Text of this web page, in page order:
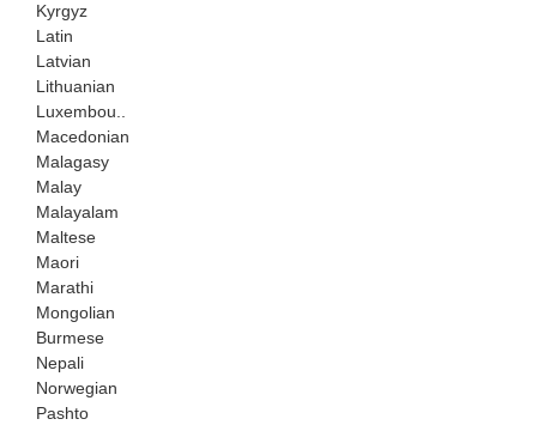
Kyrgyz
Latin
Latvian
Lithuanian
Luxembou..
Macedonian
Malagasy
Malay
Malayalam
Maltese
Maori
Marathi
Mongolian
Burmese
Nepali
Norwegian
Pashto